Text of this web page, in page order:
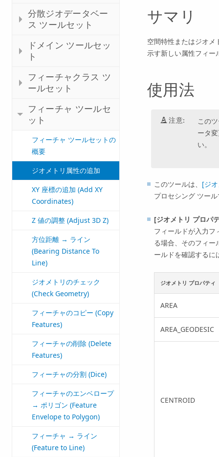
分散ジオデータベー
ス ツールセット
ドメイン ツールセッ
ト
フィーチャクラス ツ
ールセット
フィーチャ ツールセ
ット
フィーチャ ツールセットの
概要
ジオメトリ属性の追加
XY 座標の追加 (Add XY
Coordinates)
Z 値の調整 (Adjust 3D Z)
方位距離 → ライン
(Bearing Distance To
Line)
ジオメトリのチェック
(Check Geometry)
フィーチャのコピー (Copy
Features)
フィーチャの削除 (Delete
Features)
フィーチャの分割 (Dice)
フィーチャのエンベロープ
→ ポリゴン (Feature
Envelope to Polygon)
フィーチャ → ライン
(Feature to Line)
サマリ
空間特性またはジオメ
示す新しい属性フィー
使用法
注意:
この
ータ
い。
このツールは、 [ジ
プロセシング ツー
[ジオメトリ プロパ
フィールドが入力フ
る場合、そのフィ
ールドを確認するに
ジオメトリ プロパティ
AREA
AREA_GEODESIC
CENTROID